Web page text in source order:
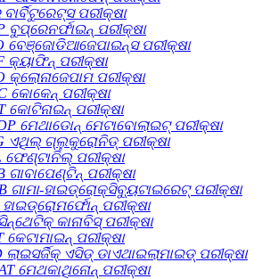
ବାର୍ବିଟୁରେଟ୍ସ ପରୀକ୍ଷା
ବୁପ୍ରେନର୍ଫାଇନ୍ ପରୀକ୍ଷା
ବେଞ୍ଜୋଡିଆଜେପାଇନ୍ସ ପରୀକ୍ଷା
କ୍ୟାଫିନ୍ ପରୀକ୍ଷା
କ୍ଲୋନାଜେପାମ ପରୀକ୍ଷା
କୋକେନ୍ ପରୀକ୍ଷା
କୋଟିନାଇନ୍ ପରୀକ୍ଷା
ମେଥାଡୋନ୍ ମେଟାବୋଲାଇଟ୍ ପରୀକ୍ଷା
ଏଥିଲ୍ ଗ୍ଲୁକୁରୋନିଡ୍ ପରୀକ୍ଷା
ଫେଣ୍ଟାନିଲ୍ ପରୀକ୍ଷା
ଗାବାପେଣ୍ଟିନ୍ ପରୀକ୍ଷା
ଗାମା-ହାଇଡ୍ରୋକ୍ସିବ୍ୟୁଟାଇରେଟ୍ ପରୀକ୍ଷା
ହାଇଡ୍ରୋମର୍ଫୋନ୍ ପରୀକ୍ଷା
କାନାବିସ୍ ପରୀକ୍ଷା
କେଟାମାଇନ୍ ପରୀକ୍ଷା
ଲାଇସର୍ଜିକ୍ ଏସିଡ୍ ଡାଏଥାଇଲାମାଇଡ୍ ପରୀକ୍ଷା
ମେଥକାଥିନୋନ୍ ପରୀକ୍ଷା